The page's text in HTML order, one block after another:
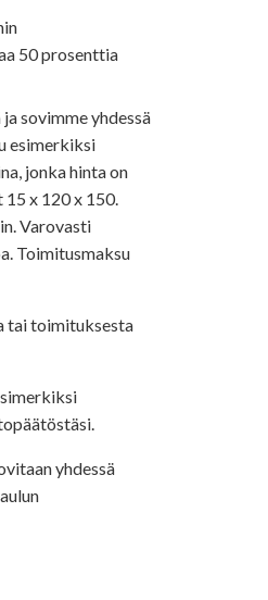
50 prosenttia
sovimme yhdessä
esimerkiksi
jonka hinta on
x 120 x 150.
Varovasti
Toimitusmaksu
tai toimituksesta
yhdessä